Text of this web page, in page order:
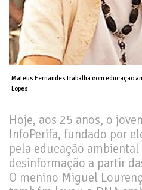
Mateus Fernandes trabalha com educação
Lopes
Hoje, aos 25 anos, o
InfoPerifa, fundado por
pela educação
desinformação a partir
O menino Miguel